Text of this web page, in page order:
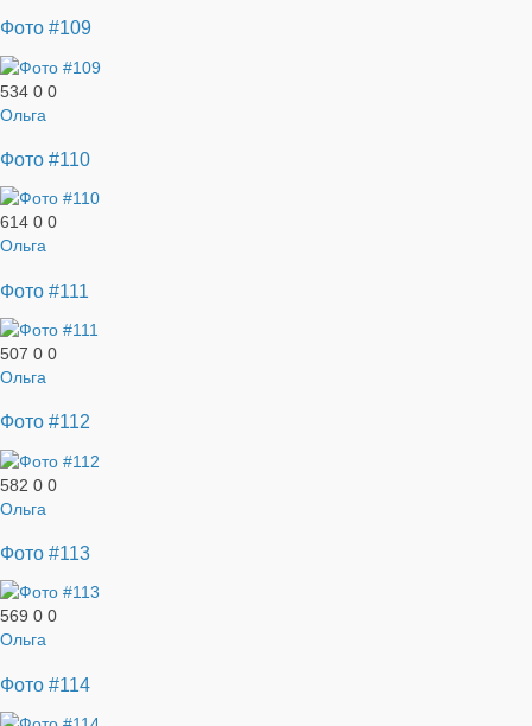
Фото #109
534 0 0
Ольга
Фото #110
614 0 0
Ольга
Фото #111
507 0 0
Ольга
Фото #112
582 0 0
Ольга
Фото #113
569 0 0
Ольга
Фото #114